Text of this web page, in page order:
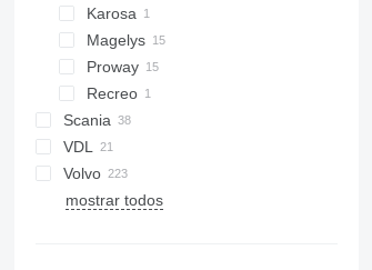
Karosa
Magelys
Proway
Recreo
A-series
Citaro
Scania
Alpino
Urbino
VDL
Futura
Volvo
7700
mostrar todos